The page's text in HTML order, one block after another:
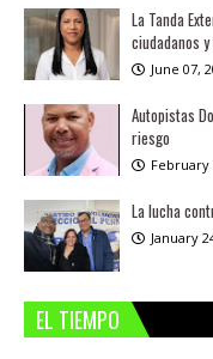
La Tanda
ciudadanos
June 07,
Autopistas
riesgo
February
La lucha
January
EL TIEMPO